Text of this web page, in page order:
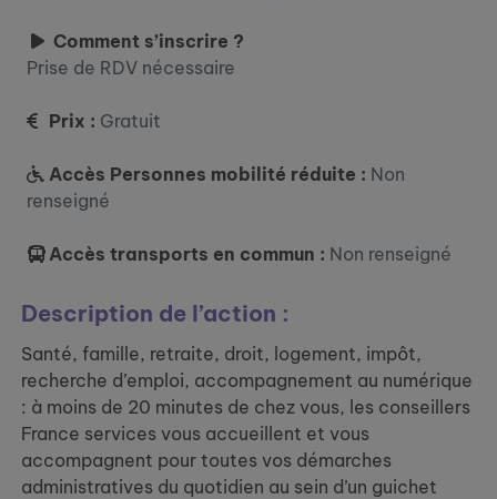
Comment s’inscrire ?
Prise de RDV nécessaire
Prix : Gratuit
Accès Personnes mobilité réduite : Non
renseigné
Accès transports en commun : Non renseigné
Description de l’action :
Santé, famille, retraite, droit, logement, impôt,
recherche d’emploi, accompagnement au numérique
: à moins de 20 minutes de chez vous, les conseillers
France services vous accueillent et vous
accompagnent pour toutes vos démarches
administratives du quotidien au sein d’un guichet